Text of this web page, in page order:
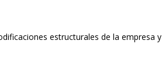
estructurales de la empresa y